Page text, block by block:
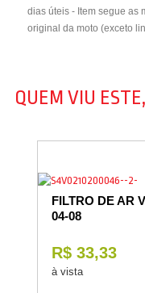
dias úteis - Item segue as
original da moto (exceto
QUEM VIU
FILTRO DE AR
04-08
R$ 33,33
à vista